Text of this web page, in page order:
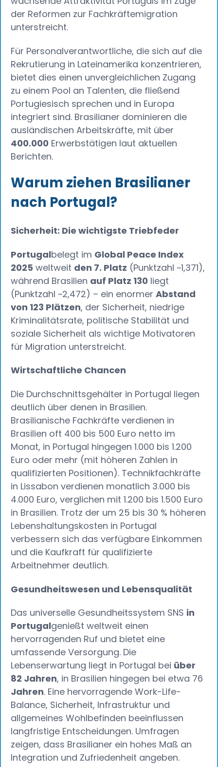
der Reformen zur Fachkräftemigration
unterstreicht.
Für Personalverantwortliche, die sich auf die
Rekrutierung in Lateinamerika konzentrieren,
bietet dies einen unvergleichlichen Zugang
zu einem Pool an Talenten, die fließend
Portugiesisch sprechen und in Europa
integriert sind. Brasilianer dominieren die
ausländischen Arbeitskräfte, mit über
400.000 Erwerbstätigen laut aktuellen
Berichten.
Warum ziehen Brasilianer
nach Portugal?
Sicherheit: Die wichtigste Triebfeder
Portugalbelegt im Global Peace Index
2025 weltweit den 7. Platz (Punktzahl ~1,371),
während Brasilien auf Platz 130 liegt
(Punktzahl ~2,472) – ein enormerAbstand
von 123 Plätzen, der Sicherheit, niedrige
Kriminalitätsrate, politische Stabilität und
soziale Sicherheit als wichtige Motivatoren
für Migration unterstreicht.
Wirtschaftliche Chancen‍
Die Durchschnittsgehälter in Portugal liegen
deutlich über denen in Brasilien.
Brasilianische Fachkräfte verdienen in
Brasilien oft 400 bis 500 Euro netto im
Monat, in Portugal hingegen 1.000 bis 1.200
Euro oder mehr (mit höheren Zahlen in
qualifizierten Positionen). Technikfachkräfte
in Lissabon verdienen monatlich 3.000 bis
4.000 Euro, verglichen mit 1.200 bis 1.500 Euro
in Brasilien. Trotz der um 25 bis 30 % höheren
Lebenshaltungskosten in Portugal
verbessern sich das verfügbare Einkommen
und die Kaufkraft für qualifizierte
Arbeitnehmer deutlich.
Gesundheitswesen und Lebensqualität
Das universelle Gesundheitssystem SNS in
Portugalgenießt weltweit einen
hervorragenden Ruf und bietet eine
umfassende Versorgung. Die
Lebenserwartung liegt in Portugal bei über
82 Jahren, in Brasilien hingegen bei etwa 76
Jahren. Eine hervorragende Work-Life-
Balance, Sicherheit, Infrastruktur und
allgemeines Wohlbefinden beeinflussen
langfristige Entscheidungen. Umfragen
zeigen, dass Brasilianer ein hohes Maß an
Integration und Zufriedenheit angeben.